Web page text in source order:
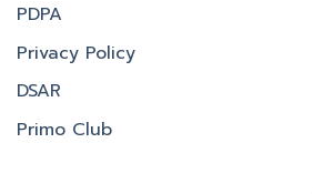
PDPA
Privacy Policy
DSAR
Primo Club